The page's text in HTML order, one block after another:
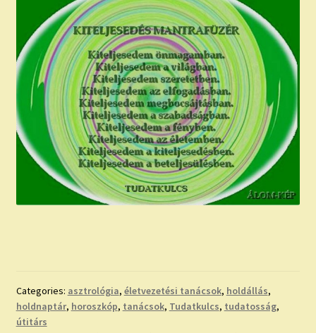
Categories: asztrológia, életvezetési tanácsok, holdállás,
holdnaptár, horoszkóp, tanácsok, Tudatkulcs, tudatosság,
útitárs